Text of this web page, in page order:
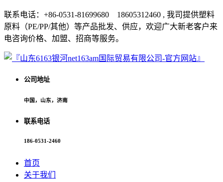
联系电话：+86-0531-81699680 18605312460 , 我司提供塑料
原料（PE/PP/其他）等产品批发、供应，欢迎广大新老客户来
电咨询价格、加盟、招商等服务。
公司地址
中国，山东，济南
联系电话
186-0531-2460
首页
关于我们